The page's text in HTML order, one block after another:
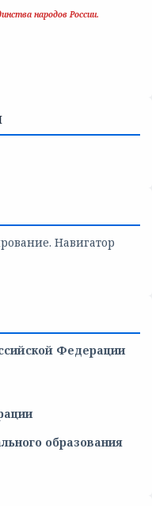
народов России.
Навигатор
Федерации
образования